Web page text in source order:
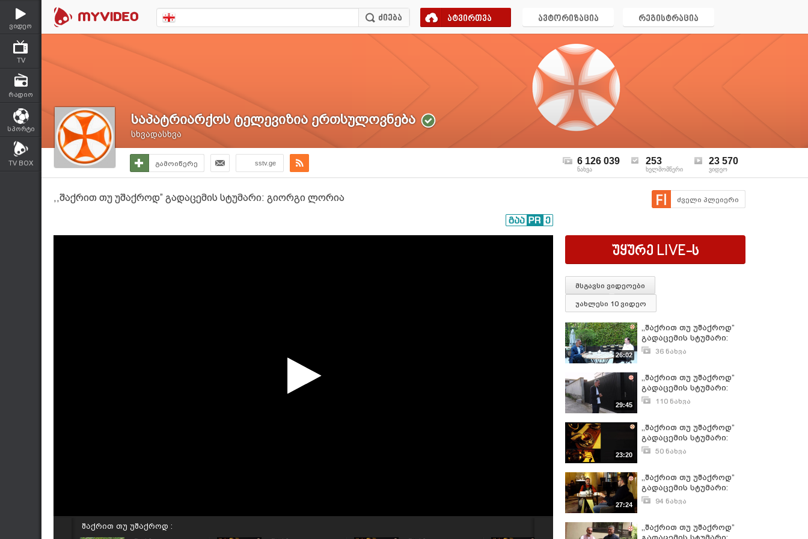
ვიდეო
TV
რადიო
სპორტი
TV BOX
ატვირთვა ავტორიზაცია რეგისტრაცია
საპატრიარქოს ტელევიზია ერთსულოვნება
სხვადასხვა
გამოიწერე sstv.ge 6 126 039
ნახვა
253
ხელმომწერი
23 570
ვიდეო
,,შაქრით თუ უშაქროდ” გადაცემის სტუმარი: გიორგი ლორია ძველი პლეიერი
შაქრით თუ უშაქროდ :
უყურე LIVE-ს
მსგავსი ვიდეოები
უახლესი 10 ვიდეო
26:02
,,შაქრით თუ უშაქროდ”
გადაცემის სტუმარი:
გიორგი ლორია
36 ნახვა
29:45
,,შაქრით თუ უშაქროდ”
გადაცემის სტუმარი:
გიორგი გველესიანი
110 ნახვა
23:20
,,შაქრით თუ უშაქროდ”
გადაცემის სტუმარი:
გიორგი არჩვაძე
50 ნახვა
27:24
,,შაქრით თუ უშაქროდ”
გადაცემის სტუმარი:
გიორგი მიქაძე
94 ნახვა
,,შაქრით თუ უშაქროდ”